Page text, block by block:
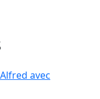
avec